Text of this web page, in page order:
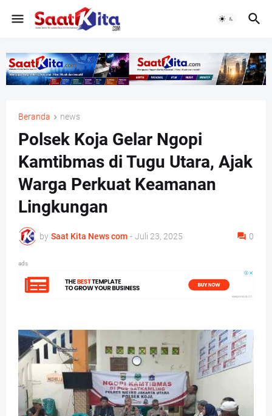
Beranda news
Polsek Koja Gelar Ngopi
Kamtibmas di Tugu Utara, Ajak
Warga Perkuat Keamanan
Lingkungan
by Saat Kita News com - Juli 23, 2025 0
ads